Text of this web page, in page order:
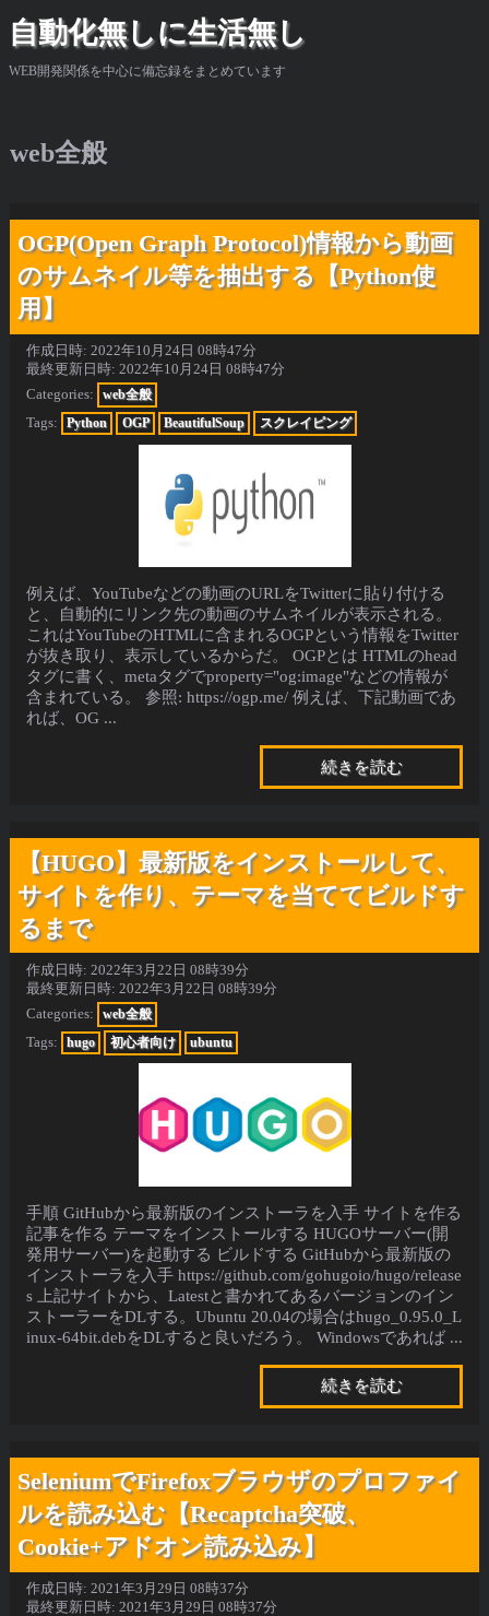
自動化無しに生活無し
WEB開発関係を中心に備忘録をまとめています
web全般
OGP(Open Graph Protocol)情報から動画
のサムネイル等を抽出する【Python使
用】
作成日時: 2022年10月24日 08時47分
最終更新日時: 2022年10月24日 08時47分
Categories:
web全般
Tags:
Python OGP BeautifulSoup スクレイピング
例えば、YouTubeなどの動画のURLをTwitterに貼り付ける
と、自動的にリンク先の動画のサムネイルが表示される。
これはYouTubeのHTMLに含まれるOGPという情報をTwitter
が抜き取り、表示しているからだ。 OGPとは HTMLのhead
タグに書く、metaタグでproperty="og:image"などの情報が
含まれている。 参照: https://ogp.me/ 例えば、下記動画であ
れば、OG ...
続きを読む
【HUGO】最新版をインストールして、
サイトを作り、テーマを当ててビルドす
るまで
作成日時: 2022年3月22日 08時39分
最終更新日時: 2022年3月22日 08時39分
Categories:
web全般
Tags:
hugo 初心者向け ubuntu
手順 GitHubから最新版のインストーラを入手 サイトを作る
記事を作る テーマをインストールする HUGOサーバー(開
発用サーバー)を起動する ビルドする GitHubから最新版の
インストーラを入手 https://github.com/gohugoio/hugo/release
s 上記サイトから、Latestと書かれてあるバージョンのイン
ストーラーをDLする。Ubuntu 20.04の場合はhugo_0.95.0_L
inux-64bit.debをDLすると良いだろう。 Windowsであれば ...
続きを読む
SeleniumでFirefoxブラウザのプロファイ
ルを読み込む【Recaptcha突破、
Cookie+アドオン読み込み】
作成日時: 2021年3月29日 08時37分
最終更新日時: 2021年3月29日 08時37分